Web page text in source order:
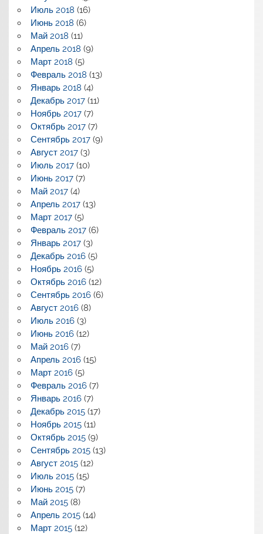
Июль 2018 (16)
Июнь 2018 (6)
Май 2018 (11)
Апрель 2018 (9)
Март 2018 (5)
Февраль 2018 (13)
Январь 2018 (4)
Декабрь 2017(11)
Ноябрь 2017(7)
Октябрь 2017(7)
Сентябрь 2017(9)
Август 2017(3)
Июль 2017(10)
Июнь 2017(7)
Май 2017(4)
Апрель 2017(13)
Март 2017(5)
Февраль 2017(6)
Январь 2017(3)
Декабрь 2016(5)
Ноябрь 2016(5)
Октябрь 2016(12)
Сентябрь 2016(6)
Август 2016(8)
Июль 2016(3)
Июнь 2016(12)
Май 2016(7)
Апрель 2016(15)
Март 2016(5)
Февраль 2016(7)
Январь 2016(7)
Декабрь 2015(17)
Ноябрь 2015(11)
Октябрь 2015(9)
Сентябрь 2015(13)
Август 2015(12)
Июль 2015(15)
Июнь 2015(7)
Май 2015(8)
Апрель 2015(14)
Март 2015(12)